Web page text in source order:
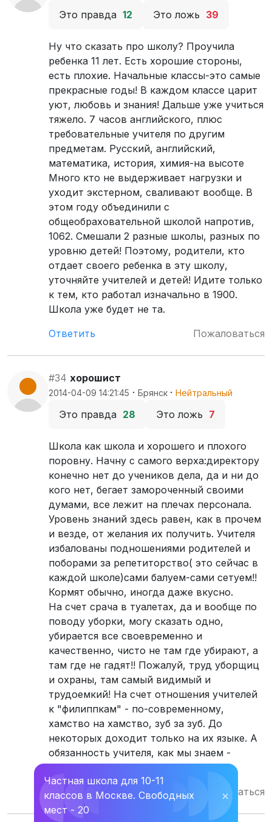
Это правда 12 Это ложь 39
Ну что сказать про школу? Проучила
ребенка 11 лет. Есть хорошие стороны,
есть плохие. Начальные классы-это самые
прекрасные годы! В каждом классе царит
уют, любовь и знания! Дальше уже учиться
тяжело. 7 часов английского, плюс
требовательные учителя по другим
предметам. Русский, английский,
математика, история, химия-на высоте
Много кто не выдерживает нагрузки и
уходит экстерном, сваливают вообще. В
этом году объединили с
общеобраховательной школой напротив,
1062. Смешали 2 разные школы, разных по
уровню детей! Поэтому, родители, кто
отдает своего ребенка в эту школу,
уточняйте учителей и детей! Идите только
к тем, кто работал изначально в 1900.
Школа уже будет не та.
Ответить
Пожаловаться
#34 хорошист
2014-04-09 14:21:45 · Брянск · Нейтральный
Это правда 28 Это ложь 7
Школа как школа и хорошего и плохого
поровну. Начну с самого верха:директору
конечно нет до учеников дела, да и ни до
кого нет, бегает замороченный своими
думами, все лежит на плечах персонала.
Уровень знаний здесь равен, как в прочем
и везде, от желания их получить. Учителя
избалованы подношениями родителей и
поборами за репетиторство( это сейчас в
каждой школе)сами балуем-сами сетуем!!
Кормят обычно, иногда даже вкусно.
На счет срача в туалетах, да и вообще по
поводу уборки, могу сказать одно,
убирается все своевременно и
качественно, чисто не там где убирают, а
там где не гадят!! Пожалуй, труд уборщиц
и охраны, там самый видимый и
трудоемкий! На счет отношения учителей
к "филиппкам" - по-современному,
хамство на хамство, зуб за зуб. До
некоторых доходит только на их языке. А
обязанность учителя, как мы знаем -
донести!
Ответить
Пожаловаться
Частная школа для 10-11
классов в Москве. Свободных
мест - 20
⛌